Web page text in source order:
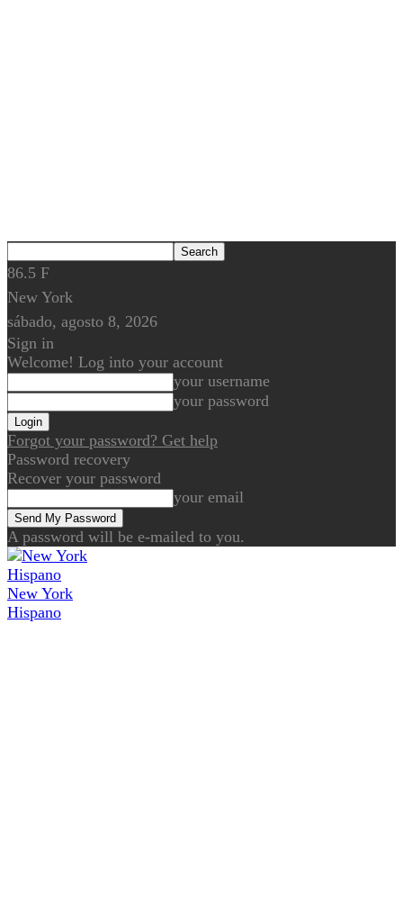
86.5 F
New York
sábado, agosto 8, 2026
Sign in
Welcome! Log into your account
your username
your password
Forgot your password? Get help
Password recovery
Recover your password
your email
A password will be e-mailed to you.
New York
Hispano